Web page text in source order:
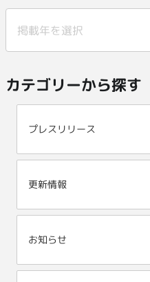
カテゴリーから探す
プレスリリース
更新情報
お知らせ